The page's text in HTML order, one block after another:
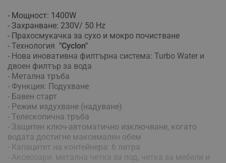
- Мощност: 1400W
- Захранване: 230V/ 50 Hz
- Прахосмукачка за сухо и мокро почистване
- Технология "Cyclon"
- Нова иновативна филтърна система: Turbo Water и
двоен филтър за вода
- Метална тръба
- Функция: Подухване
- Бавен старт
- Режим издухване (надуване)
- Телескопична тръба
- Защитен ключ-автоматично изключване, когато
водата достигне максимален обем
- Капацитет на контейнера: 6 литра
- Аксесоари: метална четка за под, четка за мебели и